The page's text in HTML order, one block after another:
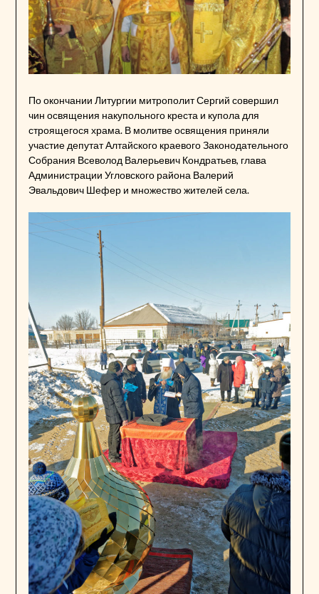
По окончании Литургии митрополит Сергий совершил
чин освящения накупольного креста и купола для
строящегося храма. В молитве освящения приняли
участие депутат Алтайского краевого Законодательного
Собрания Всеволод Валерьевич Кондратьев, глава
Администрации Угловского района Валерий
Эвальдович Шефер и множество жителей села.